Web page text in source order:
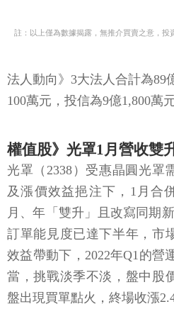
註：以上僅為數據揭露，無推介買賣之意，投
法人動向》3大法人合計為89
100萬元，投信為9億1,800萬元
權值股》光罩1月營收雙
光罩（2338）受惠晶圓光罩
及漲價效益挹注下，1月合
月、年「雙升」且改寫同期
訂單能見度已達下半年，市
效益帶動下，2022年Q1的營
當，挑戰淡季不淡，盤中股
盤出現買單點火，終場收漲